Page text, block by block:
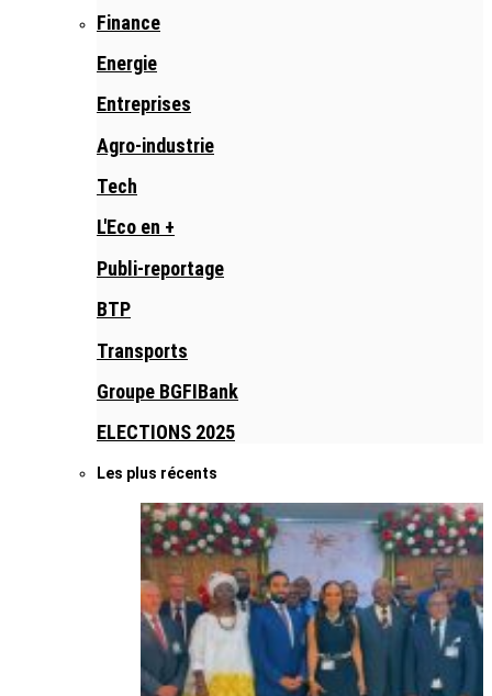
Finance
Energie
Entreprises
Agro-industrie
Tech
L'Eco en +
Publi-reportage
BTP
Transports
Groupe BGFIBank
ELECTIONS 2025
Les plus récents